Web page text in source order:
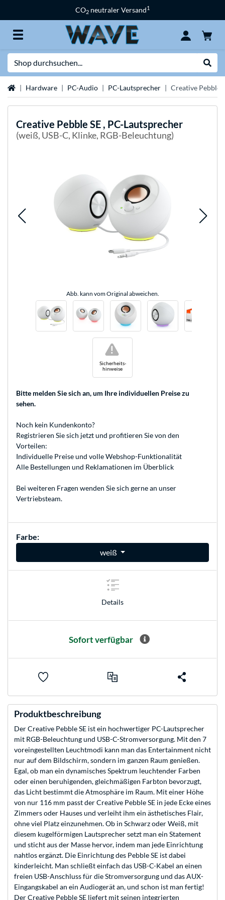
CO2 neutraler Versand1
StartseiteHardware PC-Audio PC-Lautsprecher Creative Pebble
Creative Pebble SE , PC-Lautsprecher
(weiß, USB-C, Klinke, RGB-Beleuchtung)
Abb. kann vom Original abweichen.
Sicherheits-
hinweise
!
Bitte melden Sie sich an, um Ihre individuellen Preise zu
sehen.
Noch kein Kundenkonto?
Registrieren Sie sich jetzt und profitieren Sie von den
Vorteilen:
Individuelle Preise und volle Webshop-Funktionalität
Alle Bestellungen und Reklamationen im Überblick
Bei weiteren Fragen wenden Sie sich gerne an unser
Vertriebsteam.
Farbe:
weiß
Details
Sofort verfügbar
Produktbeschreibung
Der Creative Pebble SE ist ein hochwertiger PC-Lautsprecher
mit RGB-Beleuchtung und USB-C-Stromversorgung. Mit den 7
voreingestellten Leuchtmodi kann man das Entertainment nicht
nur auf dem Bildschirm, sondern im ganzen Raum genießen.
Egal, ob man ein dynamisches Spektrum leuchtender Farben
oder einen beruhigenden, gleichmäßigen Farbton bevorzugt,
das Licht bestimmt die Atmosphäre im Raum. Mit einer Höhe
von nur 116 mm passt der Creative Pebble SE in jede Ecke eines
Zimmers oder Hauses und verleiht ihm ein ästhetisches Flair,
ohne viel Platz einzunehmen. Ob in Schwarz oder Weiß, mit
diesem kugelförmigen Lautsprecher setzt man ein Statement
und sticht aus der Masse hervor, indem man jede Einrichtung
nahtlos ergänzt. Die Einrichtung des Pebble SE ist dabei
kinderleicht. Man schließt einfach das USB-C-Kabel an einen
freien USB-Anschluss für die Stromversorgung und das AUX-
Eingangskabel an ein Audiogerät an, und schon ist man fertig!
Der Creative Pebble SE liefert mit seinen integrierten